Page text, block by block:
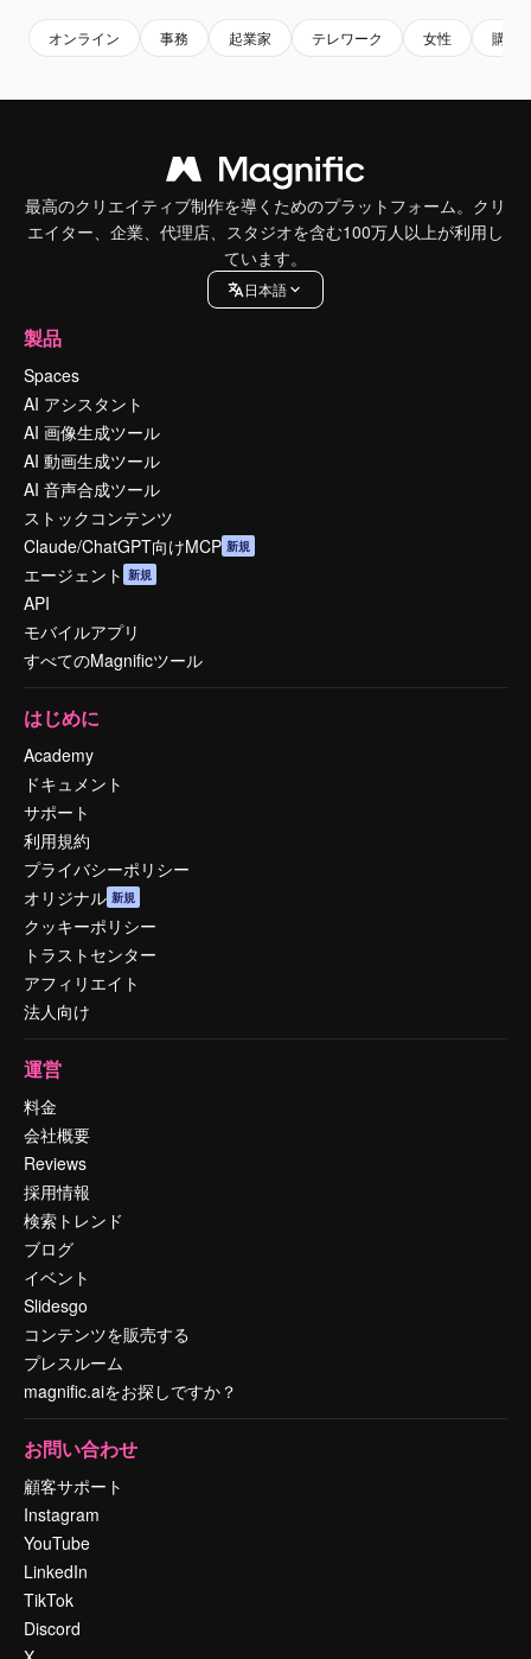
オンライン 事務 起業家 テレワーク 女性 購入
最高のクリエイティブ制作を導くためのプラットフォーム。クリ
エイター、企業、代理店、スタジオを含む100万人以上が利用し
ています。
日本語
製品
Spaces
AI アシスタント
AI 画像生成ツール
AI 動画生成ツール
AI 音声合成ツール
ストックコンテンツ
Claude/ChatGPT向けMCP 新規
エージェント 新規
API
モバイルアプリ
すべてのMagnificツール
はじめに
Academy
ドキュメント
サポート
利用規約
プライバシーポリシー
オリジナル 新規
クッキーポリシー
トラストセンター
アフィリエイト
法人向け
運営
料金
会社概要
Reviews
採用情報
検索トレンド
ブログ
イベント
Slidesgo
コンテンツを販売する
プレスルーム
magnific.aiをお探しですか？
お問い合わせ
顧客サポート
Instagram
YouTube
LinkedIn
TikTok
Discord